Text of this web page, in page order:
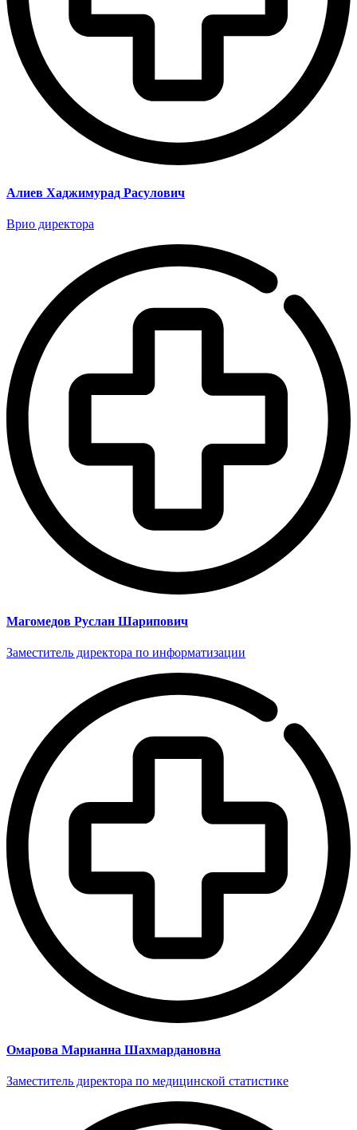
Алиев Хаджимурад Расулович
Врио директора
Магомедов Руслан Шарипович
Заместитель директора по информатизации
Омарова Марианна Шахмардановна
Заместитель директора по медицинской статистике